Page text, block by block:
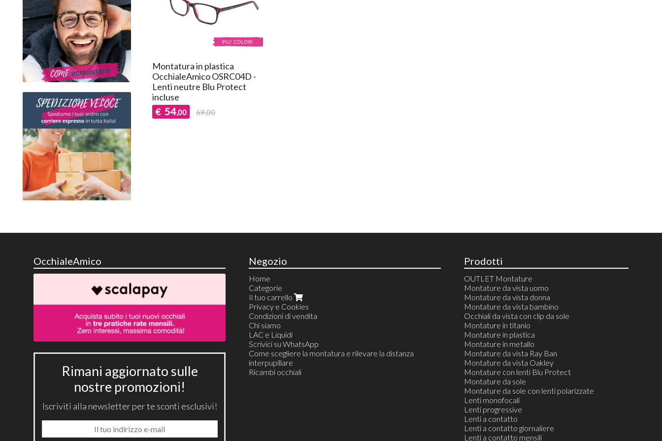
Montatura in plastica
OcchialeAmico OSRC04D -
Lenti neutre Blu Protect
incluse
€ 54,00 69,00
OcchialeAmico
Rimani aggiornato sulle
nostre promozioni!
Iscriviti alla newsletter per te sconti esclusivi!
Negozio
Home
Categorie
Il tuo carrello
Privacy e Cookies
Condizioni di vendita
Chi siamo
LAC e Liquidi
Scrivici su WhatsApp
Come scegliere la montatura e rilevare la distanza
interpupillare
Ricambi occhiali
Prodotti
OUTLET Montature
Montature da vista uomo
Montature da vista donna
Montature da vista bambino
Occhiali da vista con clip da sole
Montature in titanio
Montature in plastica
Montature in metallo
Montature da vista Ray Ban
Montature da vista Oakley
Montature con lenti Blu Protect
Montature da sole
Montature da sole con lenti polarizzate
Lenti monofocali
Lenti progressive
Lenti a contatto
Lenti a contatto giornaliere
Lenti a contatto mensili